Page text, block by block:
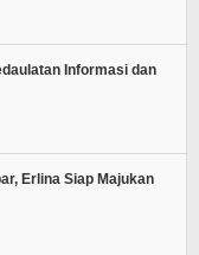
Informasi dan
Erlina Siap Majukan